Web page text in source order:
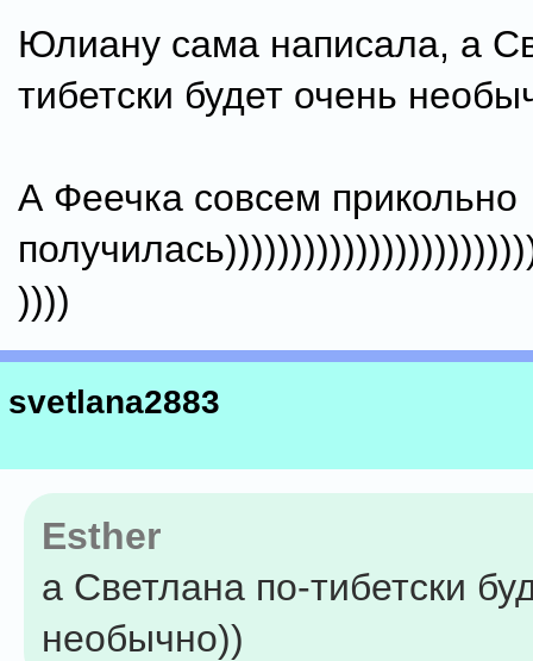
Юлиану сама написала, а
тибетски будет очень
А Феечка совсем прикольно
))))
svetlana2883
Esther
а Светлана по-тибетски
необычно))